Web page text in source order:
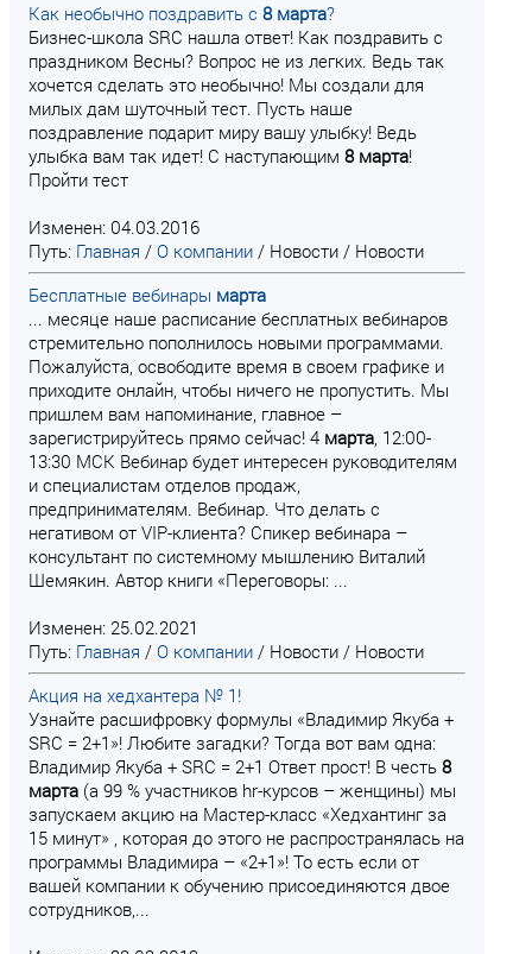
Как необычно поздравить с 8 марта?
Бизнес-школа SRC нашла ответ! Как поздравить с
праздником Весны? Вопрос не из легких. Ведь так
хочется сделать это необычно! Мы создали для
милых дам шуточный тест. Пусть наше
поздравление подарит миру вашу улыбку! Ведь
улыбка вам так идет! С наступающим 8 марта!
Пройти тест
Изменен: 04.03.2016
Путь: Главная / О компании / Новости / Новости
Бесплатные вебинары марта
... месяце наше расписание бесплатных вебинаров
стремительно пополнилось новыми программами.
Пожалуйста, освободите время в своем графике и
приходите онлайн, чтобы ничего не пропустить. Мы
пришлем вам напоминание, главное –
зарегистрируйтесь прямо сейчас! 4 марта, 12:00-
13:30 МСК Вебинар будет интересен руководителям
и специалистам отделов продаж,
предпринимателям. Вебинар. Что делать с
негативом от VIP-клиента? Спикер вебинара –
консультант по системному мышлению Виталий
Шемякин. Автор книги «Переговоры: ...
Изменен: 25.02.2021
Путь: Главная / О компании / Новости / Новости
Акция на хедхантера № 1!
Узнайте расшифровку формулы «Владимир Якуба +
SRC = 2+1»! Любите загадки? Тогда вот вам одна:
Владимир Якуба + SRC = 2+1 Ответ прост! В честь 8
марта (а 99 % участников hr-курсов – женщины) мы
запускаем акцию на Мастер-класс «Хедхантинг за
15 минут» , которая до этого не распространялась на
программы Владимира – «2+1»! То есть если от
вашей компании к обучению присоединяются двое
сотрудников,...